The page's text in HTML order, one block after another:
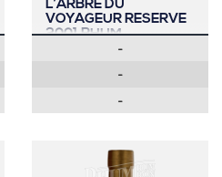
L’ARBRE DU
VOYAGEUR RESERVE
2001 RHUM
-
-
-